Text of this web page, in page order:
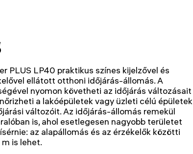
PLUS LP40 praktikus színes kijelzővel és
ellátott otthoni időjárás-állomás. A
nyomon követheti az időjárás változásait
a lakóépületek vagy üzleti célú épületek
változóit. Az időjárás-állomás remekül
is, ahol esetlegesen nagyobb területet
az alapállomás és az érzékelők közötti
is lehet.